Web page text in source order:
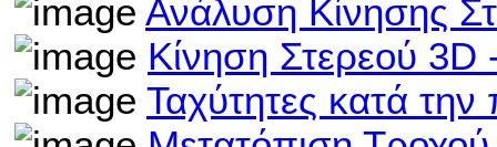
Ανάλυση Κίνησης
Κίνηση Στερεού 3D
Ταχύτητες κατά